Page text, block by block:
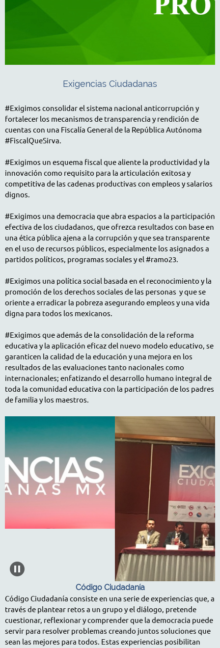
Exigencias Ciudadanas
#Exigimos consolidar el sistema nacional anticorrupción y
fortalecer los mecanismos de transparencia y rendición de
cuentas con una Fiscalía General de la República Autónoma
#FiscalQueSirva.
#Exigimos un esquema fiscal que aliente la productividad y la
innovación como requisito para la articulación exitosa y
competitiva de las cadenas productivas con empleos y salarios
dignos.
#Exigimos una democracia que abra espacios a la participación
efectiva de los ciudadanos, que ofrezca resultados con base en
una ética pública ajena a la corrupción y que sea transparente
en el uso de recursos públicos, especialmente los asignados a
partidos políticos, programas sociales y el #ramo23.
#Exigimos una política social basada en el reconocimiento y la
promoción de los derechos sociales de las personas y que se
oriente a erradicar la pobreza asegurando empleos y una vida
digna para todos los mexicanos.
#Exigimos que además de la consolidación de la reforma
educativa y la aplicación eficaz del nuevo modelo educativo, se
garanticen la calidad de la educación y una mejora en los
resultados de las evaluaciones tanto nacionales como
internacionales; enfatizando el desarrollo humano integral de
toda la comunidad educativa con la participación de los padres
de familia y los maestros.
Código Ciudadanía
Código Ciudadanía consiste en una serie de experiencias que, a
través de plantear retos a un grupo y el diálogo, pretende
cuestionar, reflexionar y comprender que la democracia puede
servir para resolver problemas creando juntos soluciones que
sean las mejores para todos. Estas experiencias posibilitan